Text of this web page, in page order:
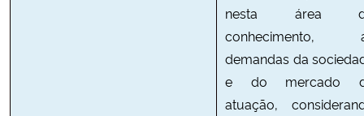
nesta área
conhecimento,
demandas da
e do mercado
atuação,